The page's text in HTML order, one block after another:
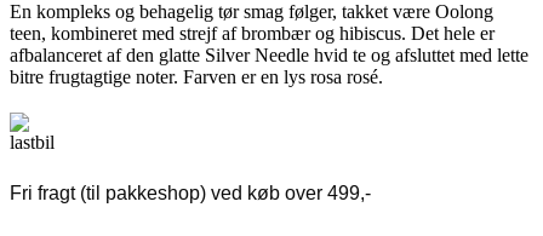
En kompleks og behagelig tør smag følger, takket være Oolong
teen, kombineret med strejf af brombær og hibiscus. Det hele er
afbalanceret af den glatte Silver Needle hvid te og afsluttet med lette
bitre frugtagtige noter. Farven er en lys rosa rosé.
Fri fragt (til pakkeshop) ved køb over 499,-